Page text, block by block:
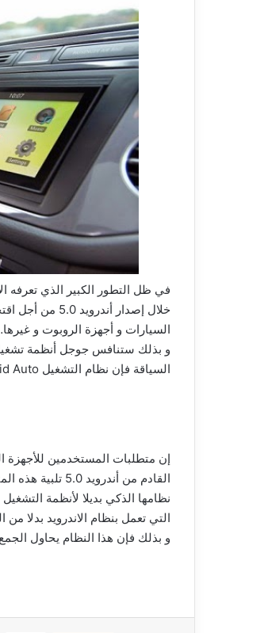
في ظل التطور الكبير الذي تعرفه
خلال إصدار
السيارات و أجهزة الروبوت و
و بذلك ستنافس جوجل أنظمة تشغيل
السياقة فإن نظام التشغيل Android Auto في نسخته الجديدة سيصبح منصة متكاملة لملاحة السائقين.
إن متطلبات المستخدمين للأجهزة
القادم من
نظامها الذكي بديلا لأنظمة
التي تعمل بنظام الاندرويد بدلا
و بذلك فإن هذا النظام يحاول